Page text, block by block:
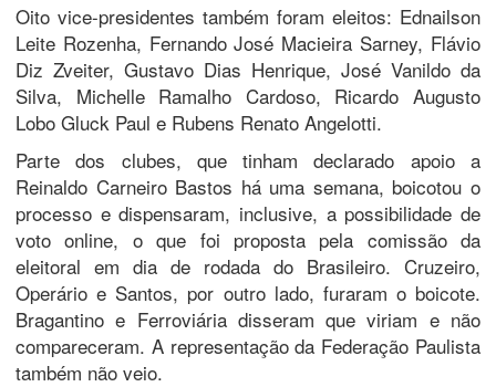
Oito vice-presidentes também foram eleitos: Ednailson
Leite Rozenha, Fernando José Macieira Sarney, Flávio
Diz Zveiter, Gustavo Dias Henrique, José Vanildo da
Silva, Michelle Ramalho Cardoso, Ricardo Augusto
Lobo Gluck Paul e Rubens Renato Angelotti.
Parte dos clubes, que tinham declarado apoio a
Reinaldo Carneiro Bastos há uma semana, boicotou o
processo e dispensaram, inclusive, a possibilidade de
voto online, o que foi proposta pela comissão da
eleitoral em dia de rodada do Brasileiro. Cruzeiro,
Operário e Santos, por outro lado, furaram o boicote.
Bragantino e Ferroviária disseram que viriam e não
compareceram. A representação da Federação Paulista
também não veio.